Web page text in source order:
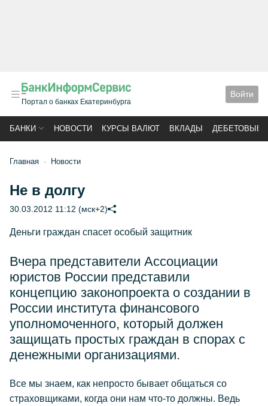
Портал о банках Екатеринбурга
Войти
БАНКИ НОВОСТИ КУРСЫ ВАЛЮТ ВКЛАДЫ ДЕБЕТОВЫЕ
Главная Новости
Не в долгу
30.03.2012 11:12 (мск+2)
Деньги граждан спасет особый защитник
Вчера представители Ассоциации
юристов России представили
концепцию законопроекта о создании в
России института финансового
уполномоченного, который должен
защищать простых граждан в спорах с
денежными организациями.
Все мы знаем, как непросто бывает общаться со
страховщиками, когда они нам что-то должны. Ведь